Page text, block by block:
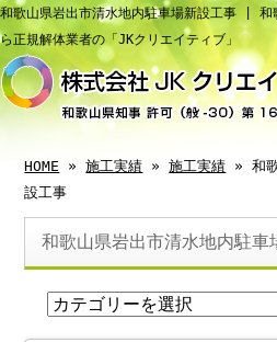
和歌山県岩出市清水地内駐車場新設工事 | 和
ら正規解体業者の「JKクリエイティブ」
HOME »施工実績 »施工実績 » 和
設工事
和歌山県岩出市清水地内駐車